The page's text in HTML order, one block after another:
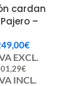
cardan
–
€
EXCL.
€
INCL.